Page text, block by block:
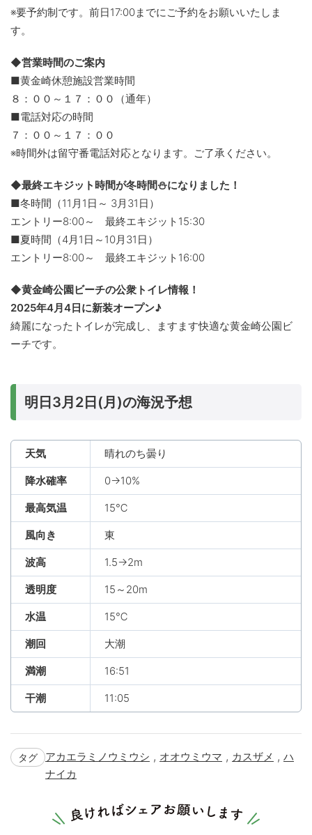
※要予約制です。前日17:00までにご予約をお願いいたしま
す。
◆営業時間のご案内
■黄金崎休憩施設営業時間
８：００～１７：００（通年）
■電話対応の時間
７：００～１７：００
※時間外は留守番電話対応となります。ご了承ください。
◆最終エキジット時間が冬時間⛄になりました！
■冬時間（11月1日～ 3月31日）
エントリー8:00～ 最終エキジット15:30
■夏時間（4月1日～10月31日）
エントリー8:00～ 最終エキジット16:00
◆黄金崎公園ビーチの公衆トイレ情報！
2025年4月4日に新装オープン♪
綺麗になったトイレが完成し、ますます快適な黄金崎公園ビ
ーチです。
明日3月2日(月)の海況予想
天気 晴れのち曇り
降水確率 0→10%
最高気温 15℃
風向き 東
波高 1.5→2m
透明度 15～20m
水温 15℃
潮回 大潮
満潮 16:51
干潮 11:05
タグ アカエラミノウミウシ , オオウミウマ , カスザメ , ハ
ナイカ